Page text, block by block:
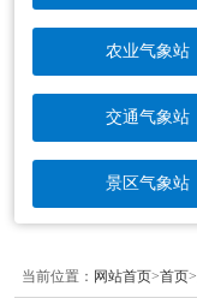
农业气象站
交通气象站
景区气象站
当前位置： 网站首页>首页>